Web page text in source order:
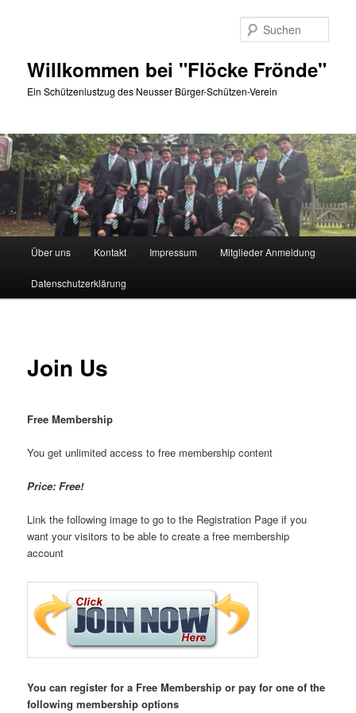
Willkommen bei "Flöcke Frönde"
Ein Schützenlustzug des Neusser Bürger-Schützen-Verein
HauptmenüÜber uns Kontakt Impressum Mitglieder Anmeldung
Datenschutzerklärung
Join Us
Free Membership
You get unlimited access to free membership content
Price: Free!
Link the following image to go to the Registration Page if you
want your visitors to be able to create a free membership
account
You can register for a Free Membership or pay for one of the
following membership options